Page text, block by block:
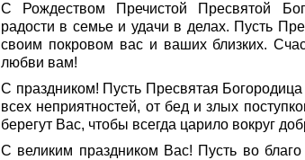
С Рождеством Пречистой Пресвятой
радости в семье и удачи в делах. Пусть
своим покровом вас и ваших близких.
любви вам!
С праздником! Пусть Пресвятая
всех неприятностей, от бед и злых
берегут Вас, чтобы всегда царило вокруг
С великим праздником Вас! Пусть во